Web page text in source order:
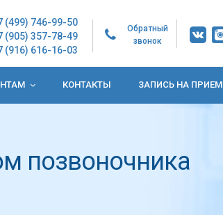
(499) 746-99-50
(905) 357-78-49
(916) 616-16-03
Обратный
звонок
КОНТАКТЫ ЗАПИСЬ НА ПРИЕМ
позвоночника